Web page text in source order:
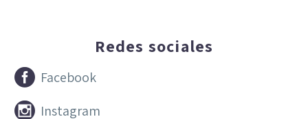
Redes sociales

 Facebook

 Instagram